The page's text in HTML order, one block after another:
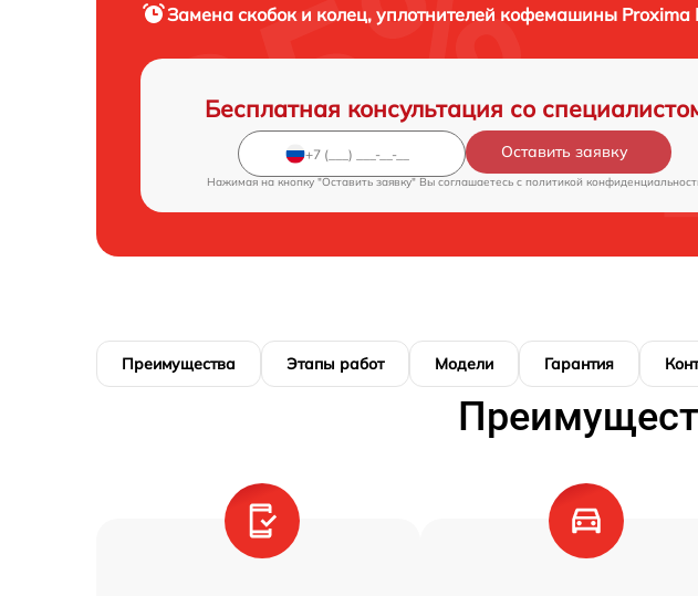
Замена скобок и колец, уплотнителей кофемашины Proxima
Бесплатная консультация со
Оставить заявку
Нажимая на кнопку "Оставить заявку" Вы соглашаетесь c политикой
Преимущества Этапы работ Модели Гарантия